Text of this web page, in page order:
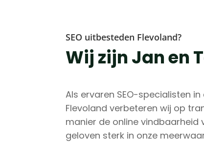
SEO uitbesteden Flevoland?
Wij zijn Jan en
Als ervaren SEO-specialisten
Flevoland verbeteren wij op
manier de online vindbaarheid
geloven sterk in onze